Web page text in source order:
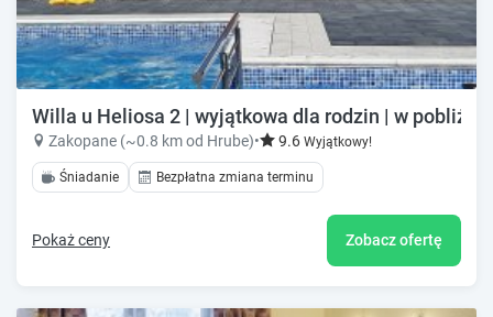
Willa u Heliosa 2 | wyjątkowa dla rodzin | w pobliżu
Zakopane (~0.8 km od Hrube)• 9.6 Wyjątkowy!
Śniadanie Bezpłatna zmiana terminu
Pokaż ceny Zobacz ofertę